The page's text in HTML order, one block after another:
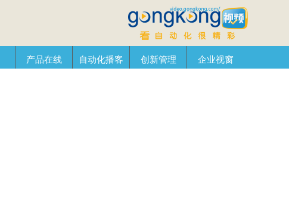
产品在线 自动化播客 创新管理 企业视窗